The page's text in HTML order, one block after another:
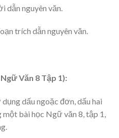
dẫn nguyên văn.
trích dẫn nguyên văn.
Văn 8 Tập 1):
dấu ngoặc đơn, dấu hai
bài học Ngữ văn 8, tập 1,